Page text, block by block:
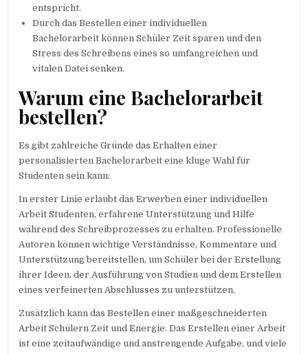
entspricht.
Durch das Bestellen einer individuellen
Bachelorarbeit können Schüler Zeit sparen und den
Stress des Schreibens eines so umfangreichen und
vitalen Datei senken.
Warum eine Bachelorarbeit
bestellen?
Es gibt zahlreiche Gründe das Erhalten einer
personalisierten Bachelorarbeit eine kluge Wahl für
Studenten sein kann:
In erster Linie erlaubt das Erwerben einer individuellen
Arbeit Studenten, erfahrene Unterstützung und Hilfe
während des Schreibprozesses zu erhalten. Professionelle
Autoren können wichtige Verständnisse, Kommentare und
Unterstützung bereitstellen, um Schüler bei der Erstellung
ihrer Ideen, der Ausführung von Studien und dem Erstellen
eines verfeinerten Abschlusses zu unterstützen.
Zusätzlich kann das Bestellen einer maßgeschneiderten
Arbeit Schülern Zeit und Energie. Das Erstellen einer Arbeit
ist eine zeitaufwändige und anstrengende Aufgabe, und viele